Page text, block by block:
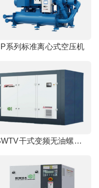
P系列标准离心式空压机
SWTV干式变频无油螺杆空压机